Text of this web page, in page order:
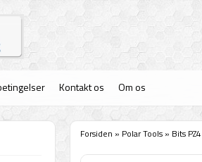
Kontakt os Om os
Forsiden » Polar Tools » Bits